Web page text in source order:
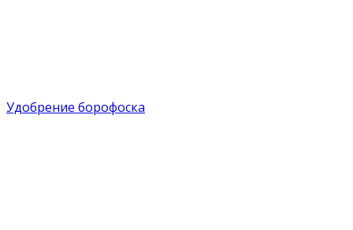
Удобрение борофоска